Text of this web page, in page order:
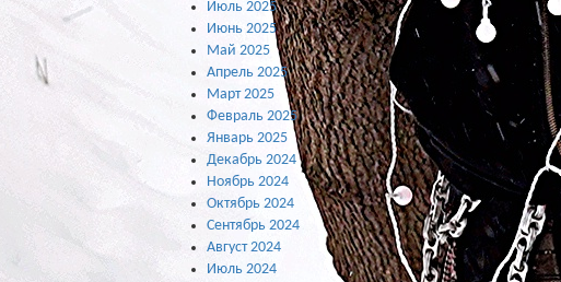
Июль 2025
Июнь 2025
Май 2025
Апрель 2025
Март 2025
Февраль 2025
Январь 2025
Декабрь 2024
Ноябрь 2024
Октябрь 2024
Сентябрь 2024
Август 2024
Июль 2024